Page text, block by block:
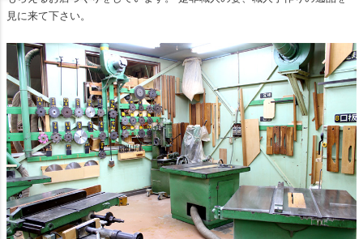
見に来て下さい。